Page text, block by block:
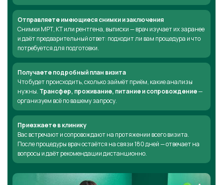
Отправляете имеющиеся снимки и заключения
Снимки МРТ, КТ или рентгена, выписки — врач изучает их заранее
и даёт предварительный ответ: подходит ли вам процедура и что
потребуется для подготовки.
Получаете подробный план визита
Что будет происходить, сколько займёт приём, какие анализы
нужны. Трансфер, проживание, питание и сопровождение—
организуем всё по вашему запросу.
Приезжаете в клинику
Вас встречают и сопровождают на протяжении всего визита.
После процедуры врач остаётся на связи 180 дней — отвечает на
вопросы и даёт рекомендации дистанционно.